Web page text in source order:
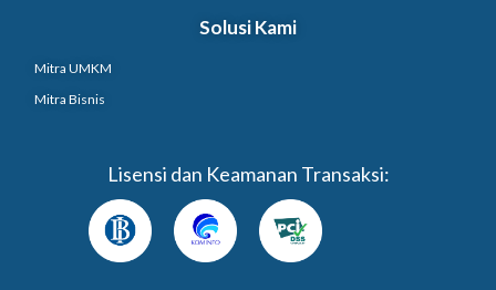
Solusi Kami
Mitra UMKM
Mitra Bisnis
Lisensi dan Keamanan Transaksi: